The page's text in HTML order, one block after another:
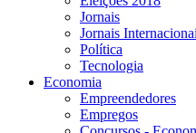
Jornais
Jornais
Política
Tecnologia
Economia
Empreendedores
Empregos